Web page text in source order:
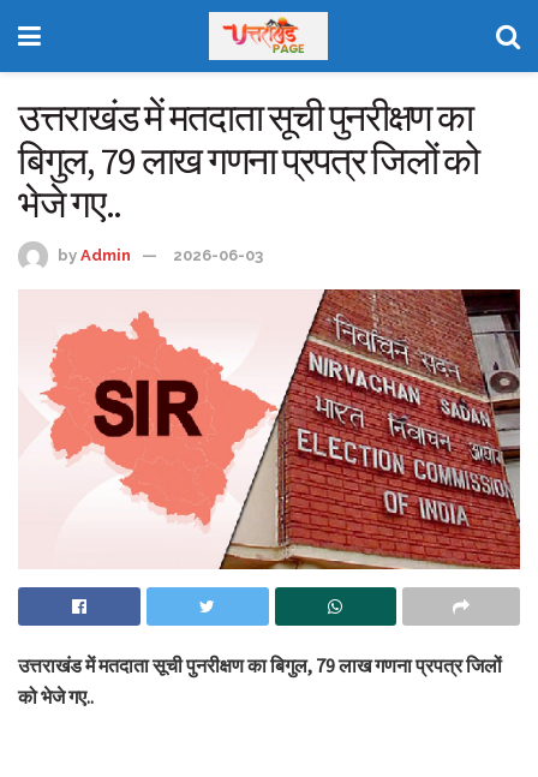
उत्तराखंड में मतदाता सूची पुनरीक्षण का
बिगुल, 79 लाख गणना प्रपत्र जिलों को
भेजे गए..
by Admin 2026-06-03
उत्तराखंड में मतदाता सूची पुनरीक्षण का बिगुल, 79 लाख गणना प्रपत्र जिलों
को भेजे गए..